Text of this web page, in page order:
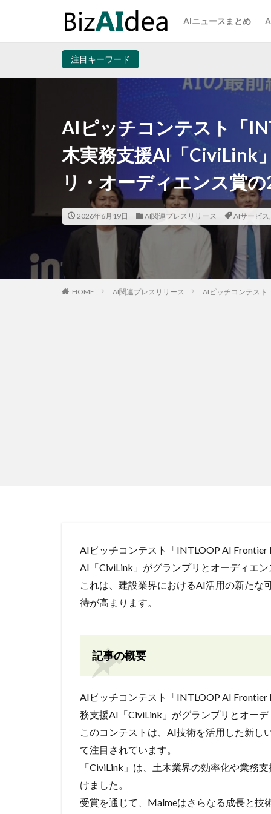
AIニュースまとめ
注目キーワード
AIピッチコンテスト「
木実務支援AI「CiviLink
リ・オーディエンス賞の
2026年6月19日 AI関連プレスリリース AIサービス
HOME AI関連プレスリリース AIピッチコンテスト
AIピッチコンテスト「INTLOOP AI
AI「CiviLink」がグランプリとオーディエ
これは、建設業界におけるAI活用の新た
待が高まります。
記事の概要
AIピッチコンテスト「INTLOOP AI
務支援AI「CiviLink」がグランプリとオー
このコンテストは、AI技術を活用した新
て注目されています。
「CiviLink」は、土木業界の効率化や業務
けました。
受賞を通じて、Malmeはさらなる成長と技